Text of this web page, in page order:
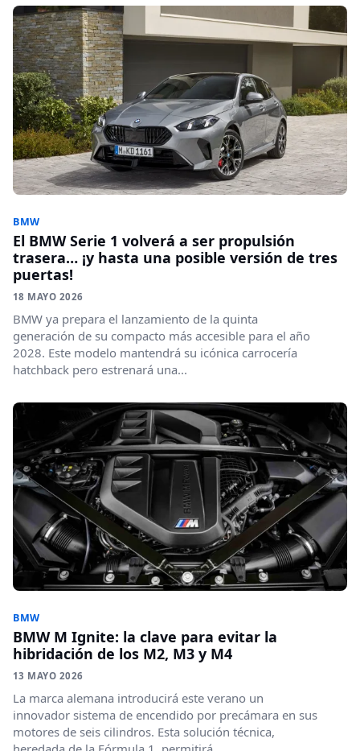
BMW
El BMW Serie 1 volverá a ser propulsión
trasera… ¡y hasta una posible versión de tres
puertas!
18 MAYO 2026
BMW ya prepara el lanzamiento de la quinta
generación de su compacto más accesible para el año
2028. Este modelo mantendrá su icónica carrocería
hatchback pero estrenará una...
BMW
BMW M Ignite: la clave para evitar la
hibridación de los M2, M3 y M4
13 MAYO 2026
La marca alemana introducirá este verano un
innovador sistema de encendido por precámara en sus
motores de seis cilindros. Esta solución técnica,